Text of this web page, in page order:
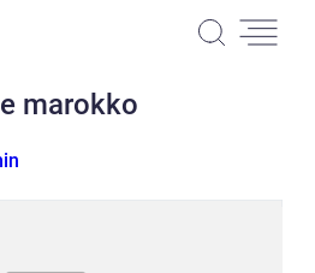
marokko